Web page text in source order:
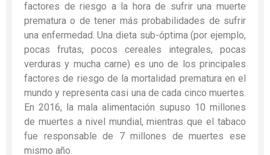
factores de riesgo a la hora de sufrir una muerte
prematura o de tener más probabilidades de sufrir
una enfermedad. Una dieta sub-óptima (por ejemplo,
pocas frutas, pocos cereales integrales, pocas
verduras y mucha carne) es uno de los principales
factores de riesgo de la mortalidad prematura en el
mundo y representa casi una de cada cinco muertes.
En 2016, la mala alimentación supuso 10 millones
de muertes a nivel mundial, mientras que el tabaco
fue responsable de 7 millones de muertes ese
mismo año.